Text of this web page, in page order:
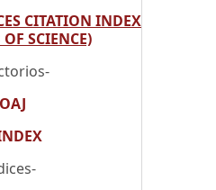
CITATION INDEX
SCIENCE)